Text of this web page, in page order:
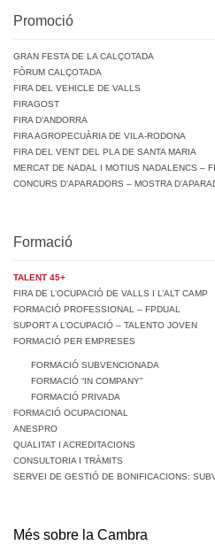
Promoció
GRAN FESTA DE LA CALÇOTADA
FÒRUM CALÇOTADA
FIRA DEL VEHICLE DE VALLS
FIRAGOST
FIRA D’ANDORRA
FIRA AGROPECUÀRIA DE VILA-RODONA
FIRA DEL VENT DEL PLA DE SANTA MARIA
MERCAT DE NADAL I MOTIUS NADALENCS –
CONCURS D’APARADORS – MOSTRA
Formació
TALENT 45+
FIRA DE L’OCUPACIÓ DE VALLS I L’ALT CAMP
FORMACIÓ PROFESSIONAL – FPDUAL
SUPORT A L’OCUPACIÓ – TALENTO JOVEN
FORMACIÓ PER EMPRESES
FORMACIÓ SUBVENCIONADA
FORMACIÓ “IN COMPANY”
FORMACIÓ PRIVADA
FORMACIÓ OCUPACIONAL
ANESPRO
QUALITAT I ACREDITACIONS
CONSULTORIA I TRÀMITS
SERVEI DE GESTIÓ DE BONIFICACIONS:
Més sobre la Cambra